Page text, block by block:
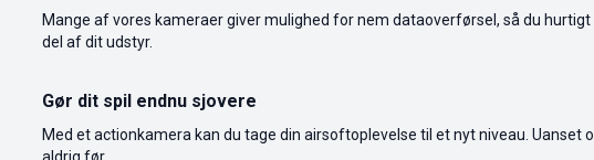
Mange af vores kameraer giver mulighed for nem dataoverførsel, så du
del af dit udstyr.
Gør dit spil endnu sjovere
Med et actionkamera kan du tage din airsoftoplevelse til et nyt niveau.
aldrig før.